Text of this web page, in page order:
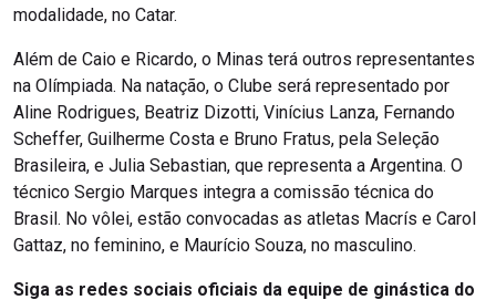
modalidade, no Catar.
Além de Caio e Ricardo, o Minas terá outros representantes
na Olímpiada. Na natação, o Clube será representado por
Aline Rodrigues, Beatriz Dizotti, Vinícius Lanza, Fernando
Scheffer, Guilherme Costa e Bruno Fratus, pela Seleção
Brasileira, e Julia Sebastian, que representa a Argentina. O
técnico Sergio Marques integra a comissão técnica do
Brasil. No vôlei, estão convocadas as atletas Macrís e Carol
Gattaz, no feminino, e Maurício Souza, no masculino.
Siga as redes sociais oficiais da equipe de ginástica do